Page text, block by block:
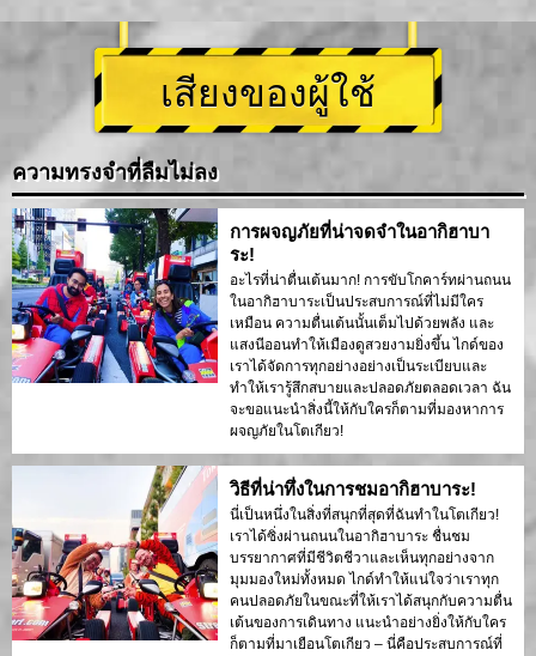
เสียงของผู้ใช้
ความทรงจำที่ลืมไม่ลง
การผจญภัยที่น่าจดจำในอากิฮาบา
ระ!
อะไรที่น่าตื่นเต้นมาก! การขับโกคาร์ทผ่านถนน
ในอากิฮาบาระเป็นประสบการณ์ที่ไม่มีใคร
เหมือน ความตื่นเต้นนั้นเต็มไปด้วยพลัง และ
แสงนีออนทำให้เมืองดูสวยงามยิ่งขึ้น ไกด์ของ
เราได้จัดการทุกอย่างอย่างเป็นระเบียบและ
ทำให้เรารู้สึกสบายและปลอดภัยตลอดเวลา ฉัน
จะขอแนะนำสิ่งนี้ให้กับใครก็ตามที่มองหาการ
ผจญภัยในโตเกียว!
วิธีที่น่าทึ่งในการชมอากิฮาบาระ!
นี่เป็นหนึ่งในสิ่งที่สนุกที่สุดที่ฉันทำในโตเกียว!
เราได้ซิ่งผ่านถนนในอากิฮาบาระ ชื่นชม
บรรยากาศที่มีชีวิตชีวาและเห็นทุกอย่างจาก
มุมมองใหม่ทั้งหมด ไกด์ทำให้แน่ใจว่าเราทุก
คนปลอดภัยในขณะที่ให้เราได้สนุกกับความตื่น
เต้นของการเดินทาง แนะนำอย่างยิ่งให้กับใคร
ก็ตามที่มาเยือนโตเกียว – นี่คือประสบการณ์ที่